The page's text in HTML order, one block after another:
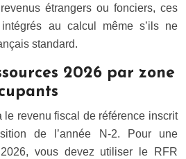
étrangers ou fonciers, ces
au calcul même s’ils ne
standard.
2026 par zone
le revenu fiscal de référence inscrit
de l’année N-2. Pour une
vous devez utiliser le RFR